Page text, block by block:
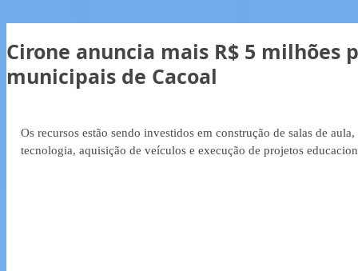
Cirone anuncia mais R$ 5 milhões
municipais de Cacoal
Os recursos estão sendo investidos em construção de salas de
tecnologia, aquisição de veículos e execução de projetos